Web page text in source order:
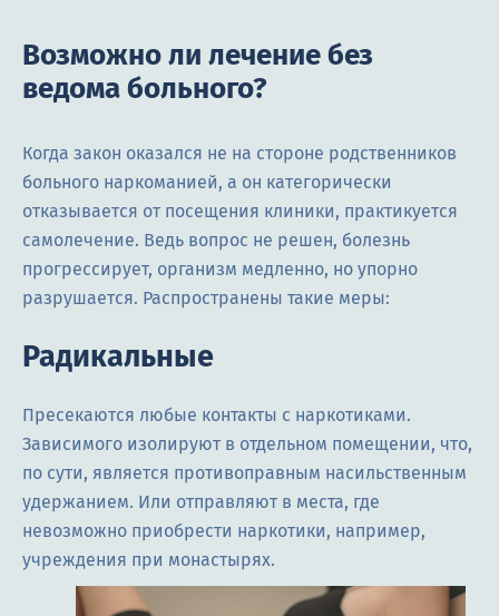
Возможно ли лечение без
ведома больного?
Когда закон оказался не на стороне родственников
больного наркоманией, а он категорически
отказывается от посещения клиники, практикуется
самолечение. Ведь вопрос не решен, болезнь
прогрессирует, организм медленно, но упорно
разрушается. Распространены такие меры:
Радикальные
Пресекаются любые контакты с наркотиками.
Зависимого изолируют в отдельном помещении, что,
по сути, является противоправным насильственным
удержанием. Или отправляют в места, где
невозможно приобрести наркотики, например,
учреждения при монастырях.